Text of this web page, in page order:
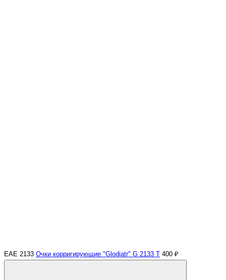
ЕАЕ 2133 Очки корригирующие "Glodiatr" G 2133 Т 400 ₽